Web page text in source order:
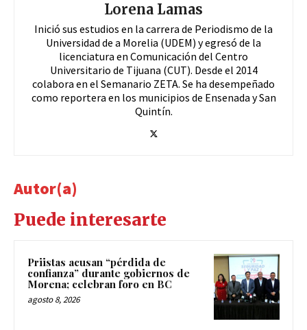
Lorena Lamas
Inició sus estudios en la carrera de Periodismo de la
Universidad de a Morelia (UDEM) y egresó de la
licenciatura en Comunicación del Centro
Universitario de Tijuana (CUT). Desde el 2014
colabora en el Semanario ZETA. Se ha desempeñado
como reportera en los municipios de Ensenada y San
Quintín.
Autor(a)
Puede interesarte
Priistas acusan “pérdida de
confianza” durante gobiernos de
Morena; celebran foro en BC
agosto 8, 2026